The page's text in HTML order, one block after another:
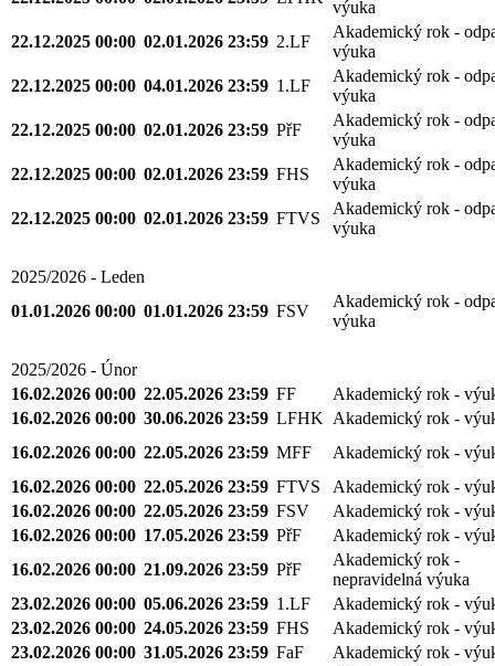
výuka
22.12.2025 00:00 02.01.2026 23:59 2.LF
Akademický rok -
výuka
22.12.2025 00:00 04.01.2026 23:59 1.LF
Akademický rok -
výuka
22.12.2025 00:00 02.01.2026 23:59 PřF
Akademický rok -
výuka
22.12.2025 00:00 02.01.2026 23:59 FHS
Akademický rok -
výuka
22.12.2025 00:00 02.01.2026 23:59 FTVS
Akademický rok -
výuka
2025/2026 - Leden
01.01.2026 00:00 01.01.2026 23:59 FSV
Akademický rok -
výuka
2025/2026 - Únor
16.02.2026 00:00 22.05.2026 23:59 FF
Akademický rok -
16.02.2026 00:00 30.06.2026 23:59 LFHK Akademický rok -
16.02.2026 00:00 22.05.2026 23:59 MFF
Akademický rok -
16.02.2026 00:00 22.05.2026 23:59 FTVS
Akademický rok -
16.02.2026 00:00 22.05.2026 23:59 FSV
Akademický rok -
16.02.2026 00:00 17.05.2026 23:59 PřF
Akademický rok -
16.02.2026 00:00 21.09.2026 23:59 PřF
Akademický rok -
nepravidelná výuka
23.02.2026 00:00 05.06.2026 23:59 1.LF
Akademický rok -
23.02.2026 00:00 24.05.2026 23:59 FHS
Akademický rok -
23.02.2026 00:00 31.05.2026 23:59 FaF
Akademický rok -